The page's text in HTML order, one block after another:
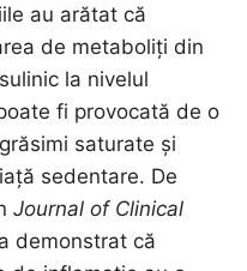
au arătat că
de metaboliți din
la nivelul
fi provocată de o
saturate și
sedentare. De
Journal of Clinical
a demonstrat că